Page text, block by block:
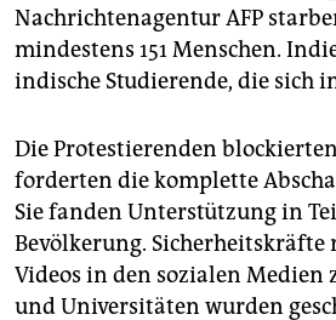
Nachrichtenagentur AFP
mindestens 151 Menschen.
indische Studierende, die sich
Die Protestierenden
forderten die komplette
Sie fanden Unterstützung in
Bevölkerung. Sicherheitskräfte
Videos in den sozialen Medien
und Universitäten wurden